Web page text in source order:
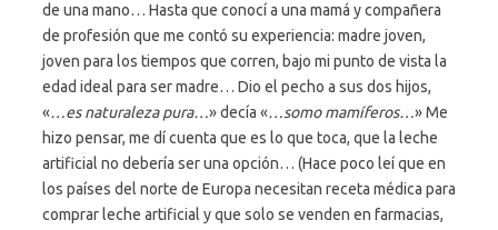
de una mano… Hasta que conocí a una mamá y compañera
de profesión que me contó su experiencia: madre joven,
joven para los tiempos que corren, bajo mi punto de vista la
edad ideal para ser madre… Dio el pecho a sus dos hijos,
«…es naturaleza pura…» decía «…somo mamíferos…» Me
hizo pensar, me dí cuenta que es lo que toca, que la leche
artificial no debería ser una opción… (Hace poco leí que en
los países del norte de Europa necesitan receta médica para
comprar leche artificial y que solo se venden en farmacias,